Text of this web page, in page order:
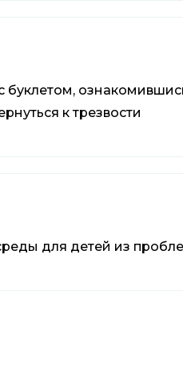
к трезвости
для детей из